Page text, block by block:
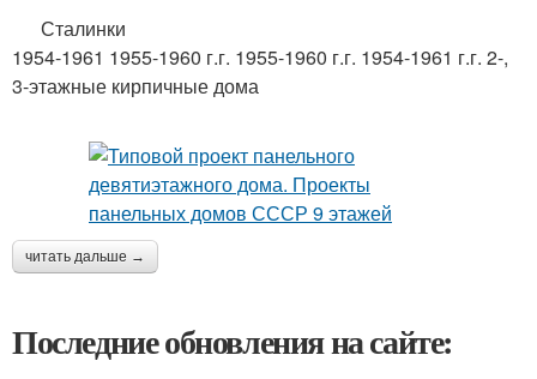
Сталинки
1954-1961 1955-1960 г.г. 1955-1960 г.г. 1954-1961 г.г. 2-,
3-этажные кирпичные дома
читать дальше →
Последние обновления на сайте: